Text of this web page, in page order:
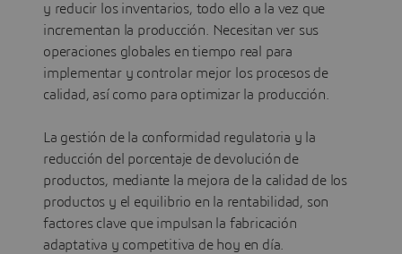
y reducir los inventarios, todo ello a la vez que
incrementan la producción. Necesitan ver sus
operaciones globales en tiempo real para
implementar y controlar mejor los procesos de
calidad, así como para optimizar la producción.
La gestión de la conformidad regulatoria y la
reducción del porcentaje de devolución de
productos, mediante la mejora de la calidad de los
productos y el equilibrio en la rentabilidad, son
factores clave que impulsan la fabricación
adaptativa y competitiva de hoy en día.